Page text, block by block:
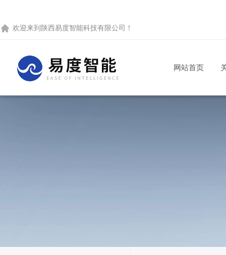
欢迎来到 陕西易度智能科技有限公司 ！
网站首页